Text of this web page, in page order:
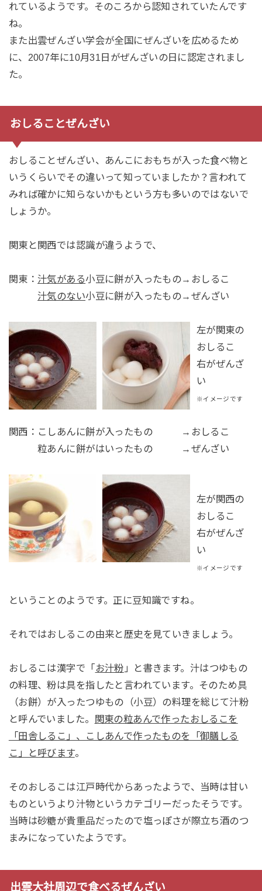
れているようです。そのころから認知されていたんです
ね。
また出雲ぜんざい学会が全国にぜんざいを広めるため
に、2007年に10月31日がぜんざいの日に認定されまし
た。
おしることぜんざい
おしることぜんざい、あんこにおもちが入った食べ物と
いうくらいでその違いって知っていましたか？言われて
みれば確かに知らないかもという方も多いのではないで
しょうか。
関東と関西では認識が違うようで、
関東 ： 汁気がある小豆に餅が入ったもの→ おしるこ
汁気のない小豆に餅が入ったもの→ ぜんざい
左が関東の
おしるこ
右がぜんざ
い
※イメージです
関西 ：こしあんに餅が入ったもの → おしるこ
粒あんに餅がはいったもの → ぜんざい
左が関西の
おしるこ
右がぜんざ
い
※イメージです
ということのようです。正に豆知識ですね。
それではおしるこの由来と歴史を見ていきましょう。
おしるこは漢字で「お汁粉 」と書きます。汁はつゆもの
の料理、粉は具を指したと言われています。そのため具
（お餅）が入ったつゆもの（小豆）の料理を総じて汁粉
と呼んでいました。
関東の粒あんで作ったおしるこを
「田舎しるこ」、こしあんで作ったものを「御膳しる
こ」と呼びます。
そのおしるこは江戸時代からあったようで、当時は甘い
ものというより汁物というカテゴリーだったそうです。
当時は砂糖が貴重品だったので塩っぽさが際立ち酒のつ
まみになっていたようです。
出雲大社周辺で食べるぜんざい